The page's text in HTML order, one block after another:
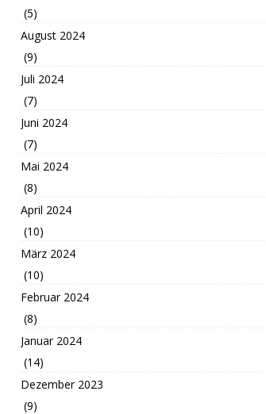
(5)
August 2024
(9)
Juli 2024
(7)
Juni 2024
(7)
Mai 2024
(8)
April 2024
(10)
März 2024
(10)
Februar 2024
(8)
Januar 2024
(14)
Dezember 2023
(9)